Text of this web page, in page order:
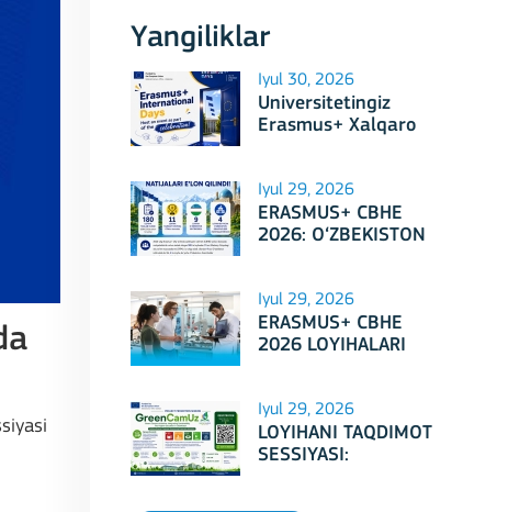
Yangiliklar
Iyul 30, 2026
Universitetingiz
Erasmus+ Xalqaro
mezbonlik qilishga
tayyormi?
Iyul 29, 2026
ERASMUS+ CBHE
2026: O‘ZBEKISTON
Iyul 29, 2026
ERASMUS+ CBHE
2026 LOYIHALARI
Iyul 29, 2026
LOYIHANI TAQDIMOT
SESSIYASI: